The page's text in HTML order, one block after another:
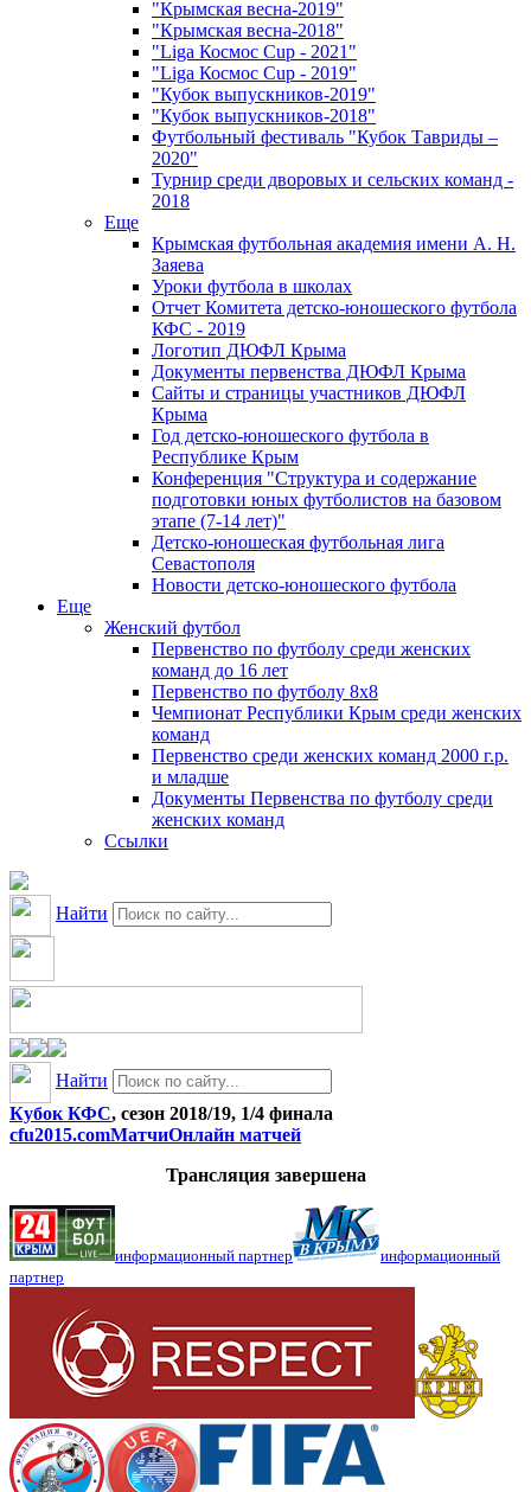
"Крымская весна-2019"
"Крымская весна-2018"
"Liga Космос Cup - 2021"
"Liga Космос Cup - 2019"
"Кубок выпускников-2019"
"Кубок выпускников-2018"
Футбольный фестиваль "Кубок Тавриды –
2020"
Турнир среди дворовых и сельских команд -
2018
Еще
Крымская футбольная академия имени А. Н.
Заяева
Уроки футбола в школах
Отчет Комитета детско-юношеского футбола
КФС - 2019
Логотип ДЮФЛ Крыма
Документы первенства ДЮФЛ Крыма
Сайты и страницы участников ДЮФЛ
Крыма
Год детско-юношеского футбола в
Республике Крым
Конференция "Структура и содержание
подготовки юных футболистов на базовом
этапе (7-14 лет)"
Детско-юношеская футбольная лига
Севастополя
Новости детско-юношеского футбола
Еще
Женский футбол
Первенство по футболу среди женских
команд до 16 лет
Первенство по футболу 8х8
Чемпионат Республики Крым среди женских
команд
Первенство среди женских команд 2000 г.р.
и младше
Документы Первенства по футболу среди
женских команд
Ссылки
Найти
Найти
Кубок КФС, сезон 2018/19, 1/4 финала
cfu2015.comМатчиОнлайн матчей
Трансляция завершена
информационный партнер
информационный
партнер